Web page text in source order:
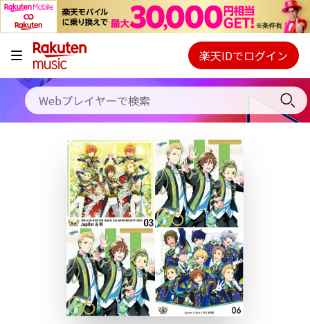
キャンペーン
料金プラン
使い方
初回30日間無料お試し
Webプレイヤー
ご契約内容の確認・変更
楽天IDでログイン